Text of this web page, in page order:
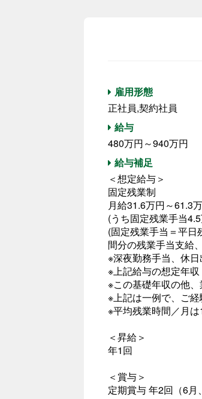
雇用形態
正社員,契約社員
給与
480万円～940万円
給与補足
＜想定給与＞
固定残業制
月給31.6万円～61.3
(うち固定残業手当
(固定残業手当＝平
間分の残業手当支給
※深夜勤務手当、休
※上記給与の想定年
※この基礎年収の他
※上記は一例で、ご
※平均残業時間／月は
＜昇給＞
年1回
＜賞与＞
定期賞与 年2回（6月